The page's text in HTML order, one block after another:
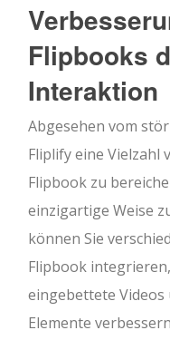
Flipbooks
Interaktion
Abgesehen vom
Fliplify eine Vielzahl
Flipbook zu
einzigartige Weise
können Sie
Flipbook
eingebettete Videos
Elemente